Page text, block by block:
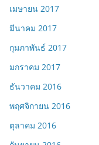
เมษายน 2017
มีนาคม 2017
กุมภาพันธ์ 2017
มกราคม 2017
ธันวาคม 2016
พฤศจิกายน 2016
ตุลาคม 2016